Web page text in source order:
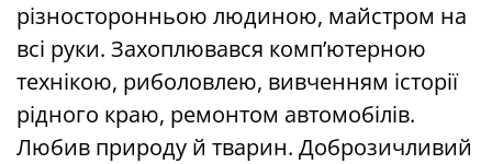
різносторонньою людиною, майстром на
всі руки. Захоплювався комп’ютерною
технікою, риболовлею, вивченням історії
рідного краю, ремонтом автомобілів.
Любив природу й тварин. Доброзичливий